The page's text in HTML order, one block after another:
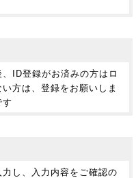
ID登録がお済みの方はロ
方は、登録をお願いしま
し、入力内容をご確認の